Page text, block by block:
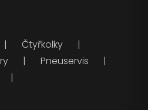
Čtyřkolky
Pneuservis